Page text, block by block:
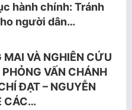
hành chính: Tránh
người dân…
MAI VÀ NGHIÊN CỨU
VẤN CHÁNH
ĐẠT – NGUYỄN
CÁC…